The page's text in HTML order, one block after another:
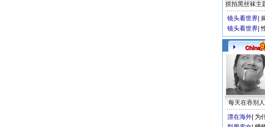
抓拍黑丝袜主
镜头看世界
镜头看世界
每天在吞别
漂在海外 为